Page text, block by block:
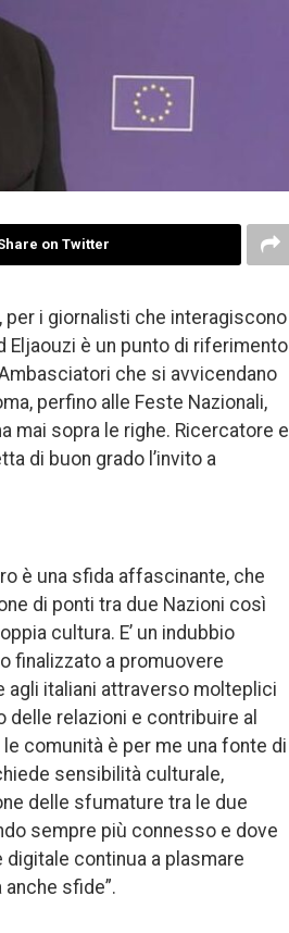
on Twitter
i giornalisti che interagiscono
Eljaouzi è un punto di riferimento
che si avvicendano
perfino alle Feste Nazionali,
mai sopra le righe. Ricercatore e
di buon grado l’invito a
è una sfida affascinante, che
di ponti tra due Nazioni così
cultura. E’ un indubbio
finalizzato a promuovere
agli italiani attraverso molteplici
relazioni e contribuire al
comunità è per me una fonte di
sensibilità culturale,
delle sfumature tra le due
sempre più connesso e dove
digitale continua a plasmare
sfide”.